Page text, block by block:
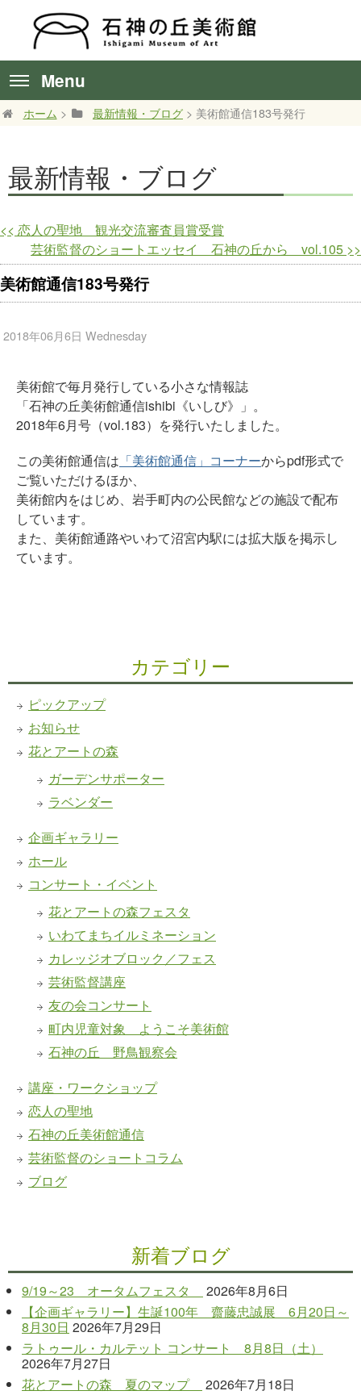
Menu
ホーム > 最新情報・ブログ > 美術館通信183号発行
最新情報・ブログ
<< 恋人の聖地 観光交流審査員賞受賞
芸術監督のショートエッセイ 石神の丘から vol.105 >>
美術館通信183号発行
2018年06月6日 Wednesday
美術館で毎月発行している小さな情報誌
「石神の丘美術館通信ishibi《いしび》」。
2018年6月号（vol.183）を発行いたしました。
この美術館通信は 「美術館通信」コーナーからpdf形式で
ご覧いただけるほか、
美術館内をはじめ、岩手町内の公民館などの施設で配布
しています。
また、美術館通路やいわて沼宮内駅には拡大版を掲示し
ています。
カテゴリー
ピックアップ
お知らせ
花とアートの森
ガーデンサポーター
ラベンダー
企画ギャラリー
ホール
コンサート・イベント
花とアートの森フェスタ
いわてまちイルミネーション
カレッジオブロック／フェス
芸術監督講座
友の会コンサート
町内児童対象 ようこそ美術館
石神の丘 野鳥観察会
講座・ワークショップ
恋人の聖地
石神の丘美術館通信
芸術監督のショートコラム
ブログ
新着ブログ
9/19～23 オータムフェスタ
2026年8月6日
【企画ギャラリー】生誕100年 齋藤忠誠展 6月20日～
8月30日 2026年7月29日
ラトゥール・カルテット コンサート 8月8日（土）
2026年7月27日
花とアートの森 夏のマップ
2026年7月18日